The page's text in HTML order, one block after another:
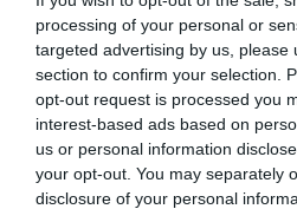
processing of your personal or
targeted advertising by us, please
section to confirm your selection.
opt-out request is processed you
interest-based ads based on
us or personal information
your opt-out. You may separately
disclosure of your personal
Manchester United , que
peroundécimo en el ranking
quese emitieron 28 partidos
Inglaterra. Sólo Liverpool (30)
más partidos retransmitidos.
mediático, los red devils se
de libras (26,8 millones de
Con latelevisión
de libras
(1.607,4 millones de